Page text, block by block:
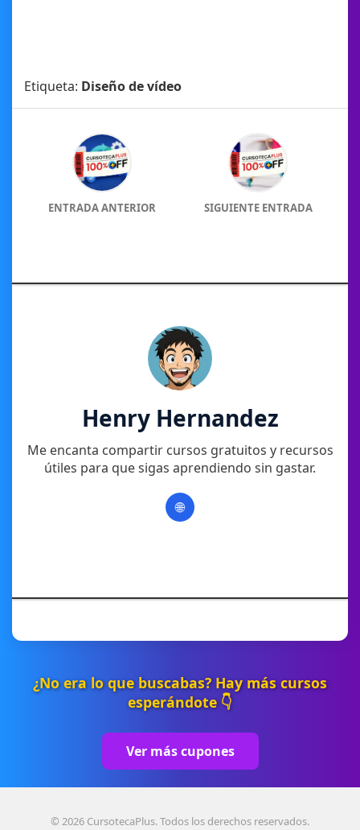
Etiqueta: Diseño de vídeo
ENTRADA ANTERIOR SIGUIENTE ENTRADA
Henry Hernandez
Me encanta compartir cursos gratuitos y recursos
útiles para que sigas aprendiendo sin gastar.
🌐
¿No era lo que buscabas? Hay más cursos
esperándote 👇
Ver más cupones
© 2026 CursotecaPlus. Todos los derechos reservados.